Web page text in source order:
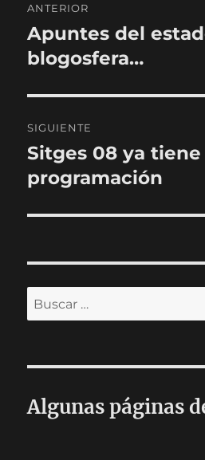
de
entradas
ANTERIOR
Entrada
anterior:
Apuntes del
blogosfera…
SIGUIENTE
Entrada
siguiente:
Sitges 08 ya tiene
programación
Buscar
por:
Algunas páginas